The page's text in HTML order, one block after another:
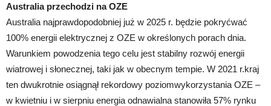
Australia przechodzi na OZE
Australia najprawdopodobniej już w 2025 r. będzie pokryćwać
100% energii elektrycznej z OZE w określonych porach dnia.
Warunkiem powodzenia tego celu jest stabilny rozwój energii
wiatrowej i słonecznej, taki jak w obecnym tempie. W 2021 r.kraj
ten dwukrotnie osiągnął rekordowy poziom ​​wykorzystania OZE –
w kwietniu i w sierpniu energia odnawialna stanowiła 57% rynku